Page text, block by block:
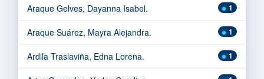
1
Araque Gelves, Dayanna Isabel.
1
Araque Suárez, Mayra Alejandra.
1
Ardila Traslaviña, Edna Lorena.